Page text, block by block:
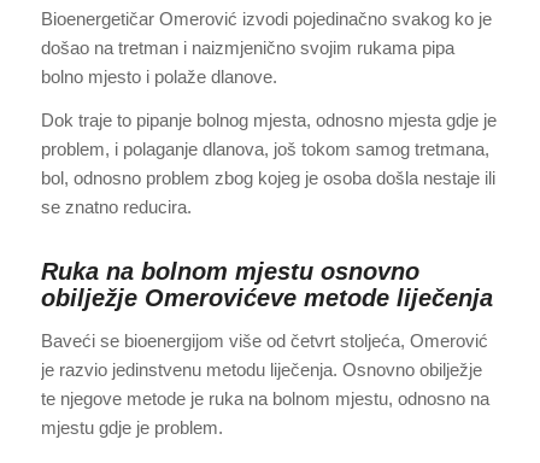
Bioenergetičar Omerović izvodi pojedinačno svakog ko je
došao na tretman i naizmjenično svojim rukama pipa
bolno mjesto i polaže dlanove.
Dok traje to pipanje bolnog mjesta, odnosno mjesta gdje je
problem, i polaganje dlanova, još tokom samog tretmana,
bol, odnosno problem zbog kojeg je osoba došla nestaje ili
se znatno reducira.
Ruka na bolnom mjestu osnovno
obilježje Omerovićeve metode liječenja
Baveći se bioenergijom više od četvrt stoljeća, Omerović
je razvio jedinstvenu metodu liječenja. Osnovno obilježje
te njegove metode je ruka na bolnom mjestu, odnosno na
mjestu gdje je problem.